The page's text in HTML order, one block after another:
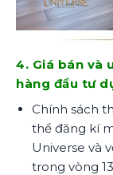
4. Giá bán và
hàng đầu tư
Chính sách
thể đăng kí
Universe và
trong vòng